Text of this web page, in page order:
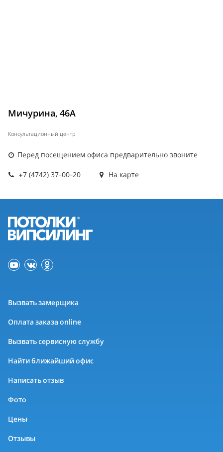
Мичурина, 46А
Консультационный центр
Перед посещением офиса предварительно звоните
+7 (4742) 37-00-20 На карте
Вызвать замерщика
Оплата заказа online
Вызвать сервисную службу
Найти ближайший офис
Написать отзыв
Фото
Цены
Отзывы